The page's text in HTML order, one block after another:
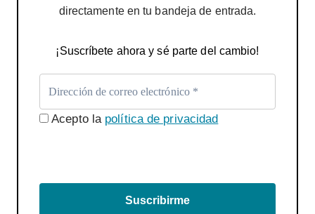
directamente en tu bandeja de entrada.
¡Suscríbete ahora y sé parte del cambio!
Acepto la política de privacidad
Suscribirme